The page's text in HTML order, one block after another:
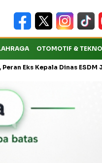
OTOMOTIF &
Dinas ESDM Jatim dalam